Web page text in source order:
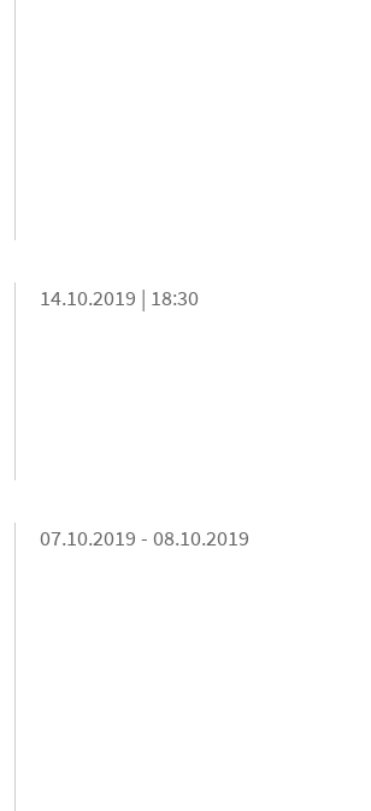
14.10.2019 | 18:30
07.10.2019 - 08.10.2019